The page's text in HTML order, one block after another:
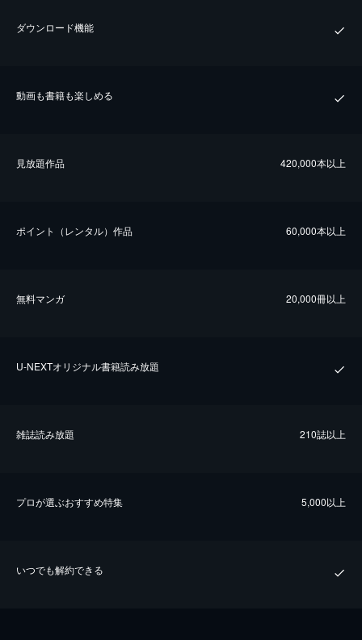
ダウンロード機能
動画も書籍も楽しめる
⾒放題作品 420,000本以上
ポイント（レンタル）作品 60,000本以上
無料マンガ 20,000冊以上
U-NEXTオリジナル書籍読み放題
雑誌読み放題 210誌以上
プロが選ぶおすすめ特集 5,000以上
いつでも解約できる